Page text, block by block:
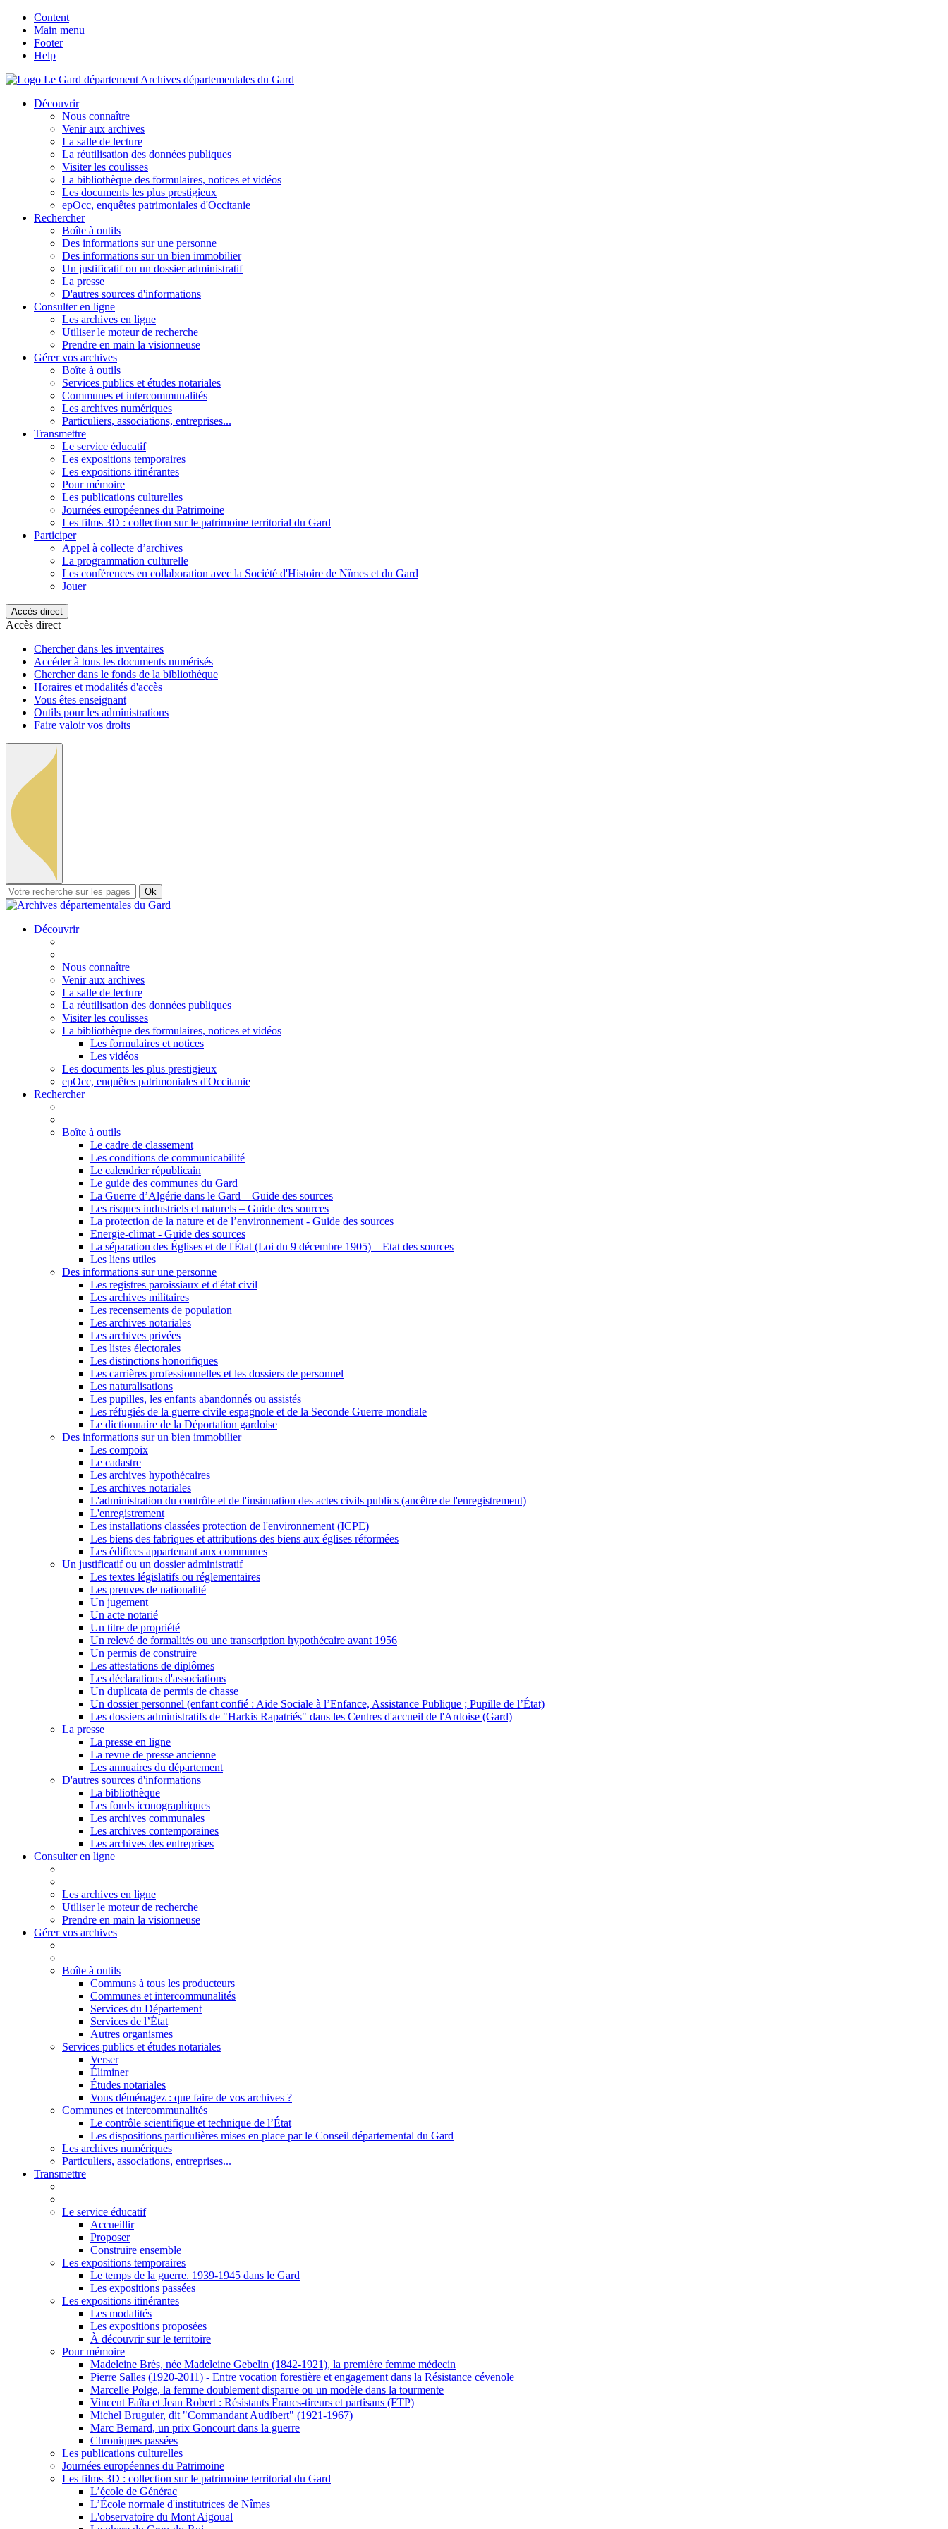
Content
Main menu
Footer
Help
Archives départementales du Gard
Découvrir
Nous connaître
Venir aux archives
La salle de lecture
La réutilisation des données publiques
Visiter les coulisses
La bibliothèque des formulaires, notices et vidéos
Les documents les plus prestigieux
epOcc, enquêtes patrimoniales d'Occitanie
Rechercher
Boîte à outils
Des informations sur une personne
Des informations sur un bien immobilier
Un justificatif ou un dossier administratif
La presse
D'autres sources d'informations
Consulter en ligne
Les archives en ligne
Utiliser le moteur de recherche
Prendre en main la visionneuse
Gérer vos archives
Boîte à outils
Services publics et études notariales
Communes et intercommunalités
Les archives numériques
Particuliers, associations, entreprises...
Transmettre
Le service éducatif
Les expositions temporaires
Les expositions itinérantes
Pour mémoire
Les publications culturelles
Journées européennes du Patrimoine
Les films 3D : collection sur le patrimoine territorial du Gard
Participer
Appel à collecte d’archives
La programmation culturelle
Les conférences en collaboration avec la Société d'Histoire de Nîmes et du Gard
Jouer
Accès direct
Accès direct
Chercher dans les inventaires
Accéder à tous les documents numérisés
Chercher dans le fonds de la bibliothèque
Horaires et modalités d'accès
Vous êtes enseignant
Outils pour les administrations
Faire valoir vos droits
Ok
Découvrir
Nous connaître
Venir aux archives
La salle de lecture
La réutilisation des données publiques
Visiter les coulisses
La bibliothèque des formulaires, notices et vidéos
Les formulaires et notices
Les vidéos
Les documents les plus prestigieux
epOcc, enquêtes patrimoniales d'Occitanie
Rechercher
Boîte à outils
Le cadre de classement
Les conditions de communicabilité
Le calendrier républicain
Le guide des communes du Gard
La Guerre d’Algérie dans le Gard – Guide des sources
Les risques industriels et naturels – Guide des sources
La protection de la nature et de l’environnement - Guide des sources
Energie-climat - Guide des sources
La séparation des Églises et de l'État (Loi du 9 décembre 1905) – Etat des sources
Les liens utiles
Des informations sur une personne
Les registres paroissiaux et d'état civil
Les archives militaires
Les recensements de population
Les archives notariales
Les archives privées
Les listes électorales
Les distinctions honorifiques
Les carrières professionnelles et les dossiers de personnel
Les naturalisations
Les pupilles, les enfants abandonnés ou assistés
Les réfugiés de la guerre civile espagnole et de la Seconde Guerre mondiale
Le dictionnaire de la Déportation gardoise
Des informations sur un bien immobilier
Les compoix
Le cadastre
Les archives hypothécaires
Les archives notariales
L'administration du contrôle et de l'insinuation des actes civils publics (ancêtre de l'enregistrement)
L'enregistrement
Les installations classées protection de l'environnement (ICPE)
Les biens des fabriques et attributions des biens aux églises réformées
Les édifices appartenant aux communes
Un justificatif ou un dossier administratif
Les textes législatifs ou réglementaires
Les preuves de nationalité
Un jugement
Un acte notarié
Un titre de propriété
Un relevé de formalités ou une transcription hypothécaire avant 1956
Un permis de construire
Les attestations de diplômes
Les déclarations d'associations
Un duplicata de permis de chasse
Un dossier personnel (enfant confié : Aide Sociale à l’Enfance, Assistance Publique ; Pupille de l’État)
Les dossiers administratifs de "Harkis Rapatriés" dans les Centres d'accueil de l'Ardoise (Gard)
La presse
La presse en ligne
La revue de presse ancienne
Les annuaires du département
D'autres sources d'informations
La bibliothèque
Les fonds iconographiques
Les archives communales
Les archives contemporaines
Les archives des entreprises
Consulter en ligne
Les archives en ligne
Utiliser le moteur de recherche
Prendre en main la visionneuse
Gérer vos archives
Boîte à outils
Communs à tous les producteurs
Communes et intercommunalités
Services du Département
Services de l’État
Autres organismes
Services publics et études notariales
Verser
Éliminer
Études notariales
Vous déménagez : que faire de vos archives ?
Communes et intercommunalités
Le contrôle scientifique et technique de l’État
Les dispositions particulières mises en place par le Conseil départemental du Gard
Les archives numériques
Particuliers, associations, entreprises...
Transmettre
Le service éducatif
Accueillir
Proposer
Construire ensemble
Les expositions temporaires
Le temps de la guerre. 1939-1945 dans le Gard
Les expositions passées
Les expositions itinérantes
Les modalités
Les expositions proposées
À découvrir sur le territoire
Pour mémoire
Madeleine Brès, née Madeleine Gebelin (1842-1921), la première femme médecin
Pierre Salles (1920-2011) - Entre vocation forestière et engagement dans la Résistance cévenole
Marcelle Polge, la femme doublement disparue ou un modèle dans la tourmente
Vincent Faïta et Jean Robert : Résistants Francs-tireurs et partisans (FTP)
Michel Bruguier, dit "Commandant Audibert" (1921-1967)
Marc Bernard, un prix Goncourt dans la guerre
Chroniques passées
Les publications culturelles
Journées européennes du Patrimoine
Les films 3D : collection sur le patrimoine territorial du Gard
L’école de Générac
L’École normale d'institutrices de Nîmes
L'observatoire du Mont Aigoual